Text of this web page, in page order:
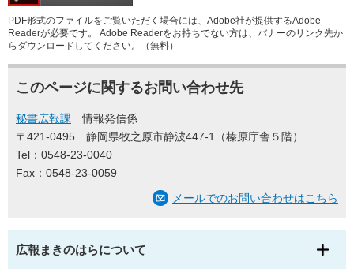
PDF形式のファイルをご覧いただく場合には、Adobe社が提供するAdobe
Readerが必要です。
Adobe Readerをお持ちでない方は、バナーのリンク先か
らダウンロードしてください。（無料）
このページに関するお問い合わせ先
秘書広報課
情報発信係
〒421-0495
静岡県牧之原市静波447-1（榛原庁舎５階）
Tel：0548-23-0040
Fax：0548-23-0059
メールでのお問い合わせはこちら
広報まきのはらについて